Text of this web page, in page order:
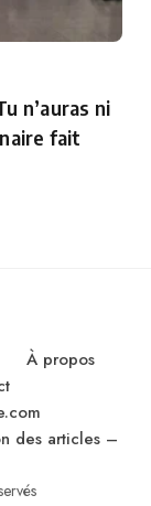
n’auras ni
fait
À propos
des articles –